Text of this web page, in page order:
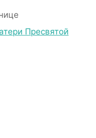
Пресвятой